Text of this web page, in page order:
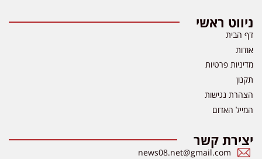
ניווט ראשי
דף הבית
אודות
מדיניות פרטיות
תקנון
הצהרת נגישות
המייל האדום
יצירת קשר
news08.net@gmail.com